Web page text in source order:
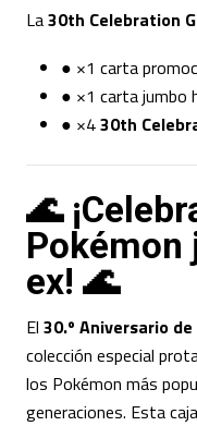
La30th Celebration
● ×1 carta
● ×1 carta jumbo
● ×430th
🌊
Pokémon
ex! 🌊
El 30.º Aniversario
colección especial
los Pokémon más
generaciones. Esta